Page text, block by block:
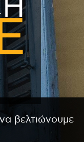
βελτιώνουμε